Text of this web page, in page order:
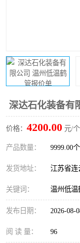
深达石化装备有
价格： 4200.00 元/
产品数量： 9999.00个
发货地址： 江苏省连
关键词： 温州低温
发布日期： 2026-08-
阅 读 量： 96